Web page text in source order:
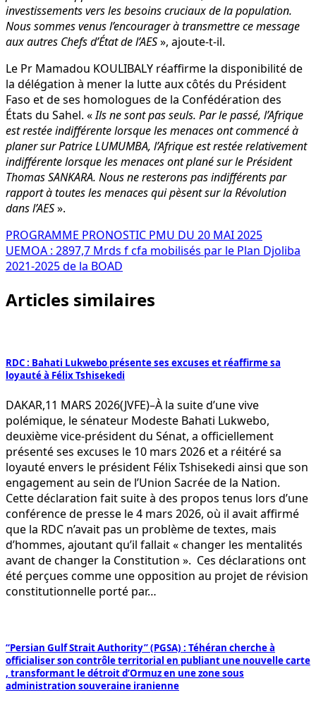
investissements vers les besoins cruciaux de la population.
Nous sommes venus l’encourager à transmettre ce message
aux autres Chefs d’État de l’AES», ajoute-t-il.
Le Pr Mamadou KOULIBALY réaffirme la disponibilité de
la délégation à mener la lutte aux côtés du Président
Faso et de ses homologues de la Confédération des
États du Sahel. «Ils ne sont pas seuls. Par le passé, l’Afrique
est restée indifférente lorsque les menaces ont commencé à
planer sur Patrice LUMUMBA, l’Afrique est restée relativement
indifférente lorsque les menaces ont plané sur le Président
Thomas SANKARA. Nous ne resterons pas indifférents par
rapport à toutes les menaces qui pèsent sur la Révolution
dans l’AES».
Navigation
de
PROGRAMME PRONOSTIC PMU DU 20 MAI 2025
UEMOA : 2897,7 Mrds f cfa mobilisés par le Plan Djoliba
2021-2025 de la BOAD
Articles similaires
RDC : Bahati Lukwebo présente ses excuses et réaffirme sa
loyauté à Félix Tshisekedi
DAKAR,11 MARS 2026(JVFE)–À la suite d’une vive
polémique, le sénateur Modeste Bahati Lukwebo,
deuxième vice-président du Sénat, a officiellement
présenté ses excuses le 10 mars 2026 et a réitéré sa
loyauté envers le président Félix Tshisekedi ainsi que son
engagement au sein de l’Union Sacrée de la Nation.
Cette déclaration fait suite à des propos tenus lors d’une
conférence de presse le 4 mars 2026, où il avait affirmé
que la RDC n’avait pas un problème de textes, mais
d’hommes, ajoutant qu’il fallait « changer les mentalités
avant de changer la Constitution ». Ces déclarations ont
été perçues comme une opposition au projet de révision
constitutionnelle porté par…
“Persian Gulf Strait Authority” (PGSA) : Téhéran cherche à
officialiser son contrôle territorial en publiant une nouvelle carte
, transformant le détroit d’Ormuz en une zone sous
administration souveraine iranienne